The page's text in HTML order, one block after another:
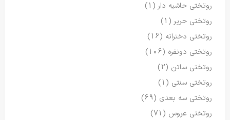
روتختی حاشیه دار(1)
روتختی حریر(1)
روتختی دخترانه (16)
روتختی دونفره (106)
روتختی ساتن (2)
روتختی سنتی (1)
روتختی سه بعدی (69)
روتختی عروس (71)